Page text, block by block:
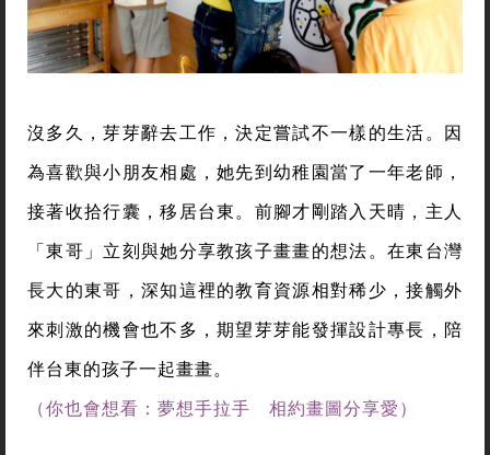
沒多久，芽芽辭去工作，決定嘗試不一樣的生活。因
為喜歡與小朋友相處，她先到幼稚園當了一年老師，
接著收拾行囊，移居台東。前腳才剛踏入天晴，主人
「東哥」立刻與她分享教孩子畫畫的想法。在東台灣
長大的東哥，深知這裡的教育資源相對稀少，接觸外
來刺激的機會也不多，期望芽芽能發揮設計專長，陪
伴台東的孩子一起畫畫。
（你也會想看：夢想手拉手 相約畫圖分享愛）